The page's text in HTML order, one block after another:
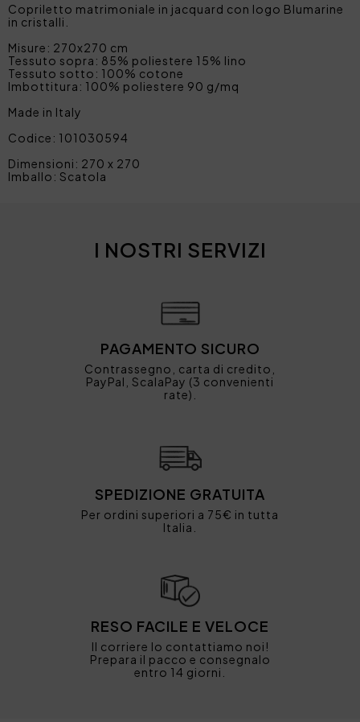
Copriletto matrimoniale in jacquard con logo Blumarine
in cristalli.
Misure: 270x270 cm
Tessuto sopra: 85% poliestere 15% lino
Tessuto sotto: 100% cotone
Imbottitura: 100% poliestere 90 g/mq
Made in Italy
Codice: 101030594
Dimensioni: 270 x 270
Imballo: Scatola
I NOSTRI SERVIZI
PAGAMENTO SICURO
Contrassegno, carta di credito,
PayPal, ScalaPay (3 convenienti
rate).
SPEDIZIONE GRATUITA
Per ordini superiori a 75€ in tutta
Italia.
RESO FACILE E VELOCE
Il corriere lo contattiamo noi!
Prepara il pacco e consegnalo
entro 14 giorni.